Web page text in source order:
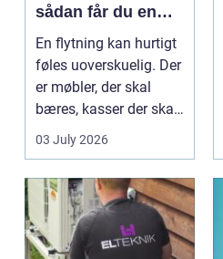
sådan får du en
tryg og effektiv
flytning
En flytning kan hurtigt
føles uoverskuelig. Der
er møbler, der skal
bæres, kasser der skal
pakkes, o...
03 July 2026